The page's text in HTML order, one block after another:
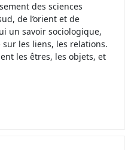
des sciences
de l’orient et de
un savoir sociologique,
les liens, les relations.
les êtres, les objets, et